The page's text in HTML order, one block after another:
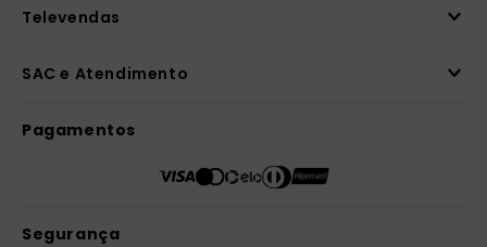
Televendas
SAC e Atendimento
Pagamentos
Segurança